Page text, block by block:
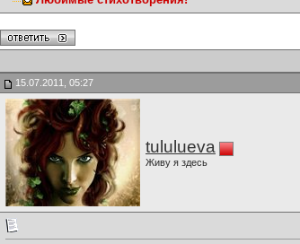
15.07.2011, 05:27
tululueva
Живу я здесь